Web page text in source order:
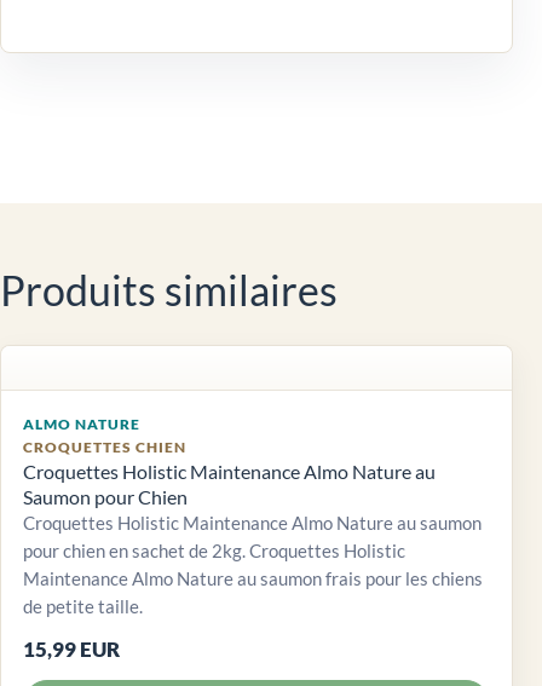
Produits similaires
ALMO NATURE
CROQUETTES CHIEN
Croquettes Holistic Maintenance Almo Nature au
Saumon pour Chien
Croquettes Holistic Maintenance Almo Nature au saumon
pour chien en sachet de 2kg. Croquettes Holistic
Maintenance Almo Nature au saumon frais pour les chiens
de petite taille.
15,99 EUR